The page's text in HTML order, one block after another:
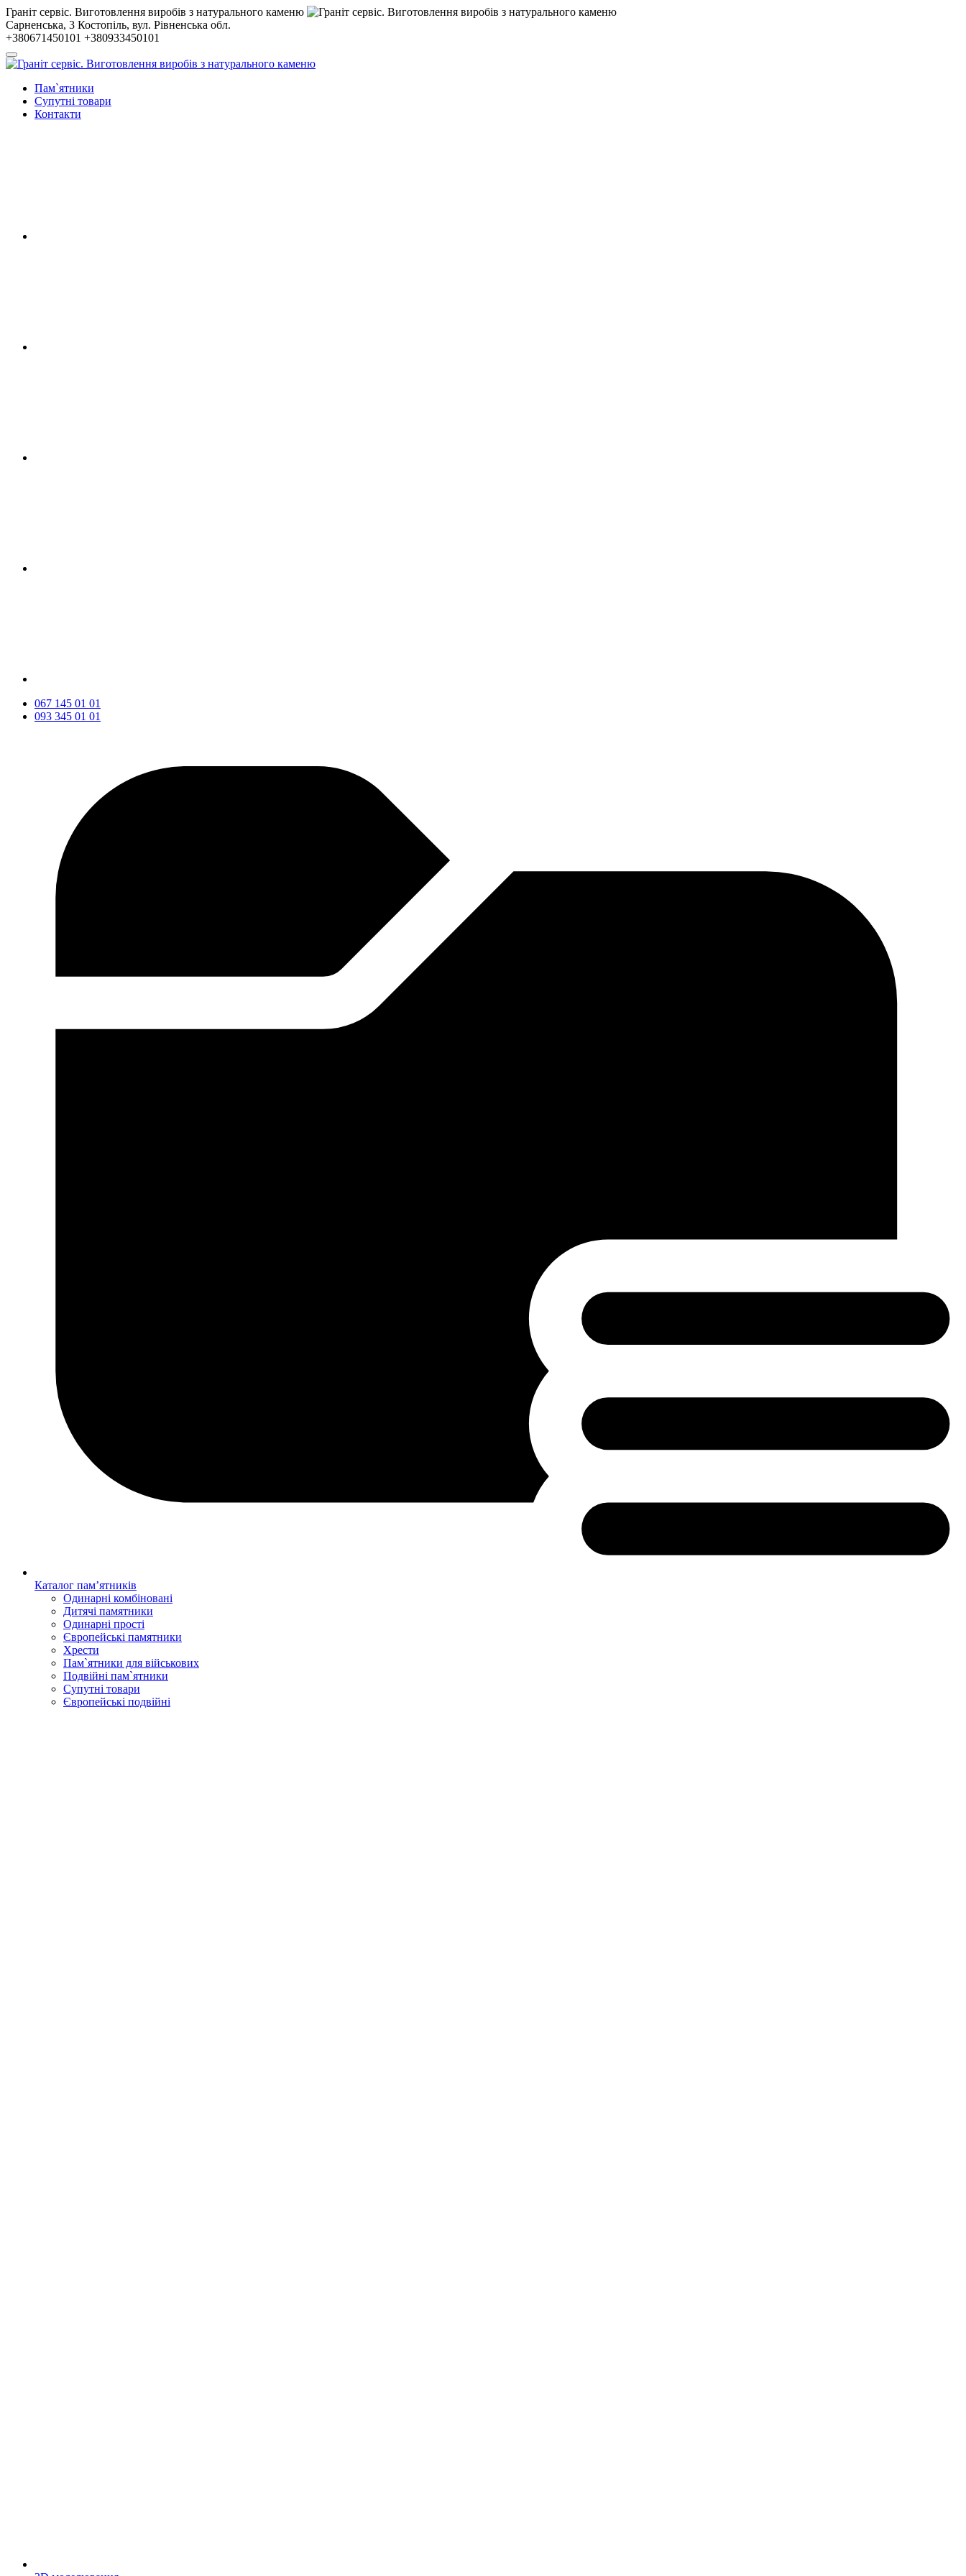
Гранiт сервiс. Виготовлення виробів з натурального каменю
Сарненська, 3 Костопiль, вул. Рiвненська обл.
+380671450101 +380933450101
Пам`ятники
Супутні товари
Контакти
067 145 01 01
093 345 01 01
Каталог пам’ятників
Одинарні комбіновані
Дитячі памятники
Одинарні прості
Європейські памятники
Хрести
Пам`ятники для військових
Подвійні пам`ятники
Супутні товари
Європейські подвійні